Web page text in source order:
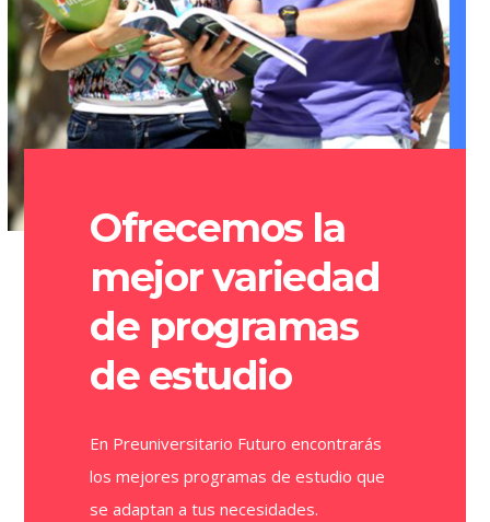
Ofrecemos la
mejor variedad
de programas
de estudio
En Preuniversitario Futuro encontrarás
los mejores programas de estudio que
se adaptan a tus necesidades.